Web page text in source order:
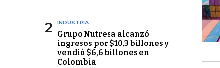
2 INDUSTRIA
Grupo Nutresa alcanzó
ingresos por $10,3 billones y
vendió $6,6 billones en
Colombia